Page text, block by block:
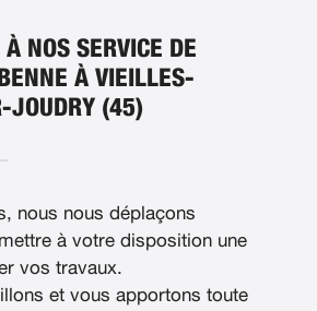
NOS SERVICE DE
À VIEILLES-
JOUDRY (45)
nous nous déplaçons
à votre disposition une
vos travaux.
et vous apportons toute